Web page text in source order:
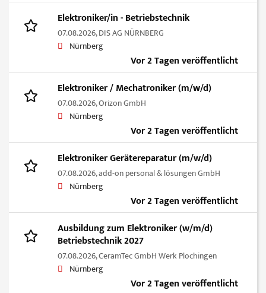
Elektroniker/in - Betriebstechnik
07.08.2026,DIS AG NÜRNBERG
Nürnberg
Vor 2 Tagen veröffentlicht
Elektroniker / Mechatroniker (m/w/d)
07.08.2026,Orizon GmbH
Nürnberg
Vor 2 Tagen veröffentlicht
Elektroniker Gerätereparatur (m/w/d)
07.08.2026,add-on personal & lösungen GmbH
Nürnberg
Vor 2 Tagen veröffentlicht
Ausbildung zum Elektroniker (w/m/d)
Betriebstechnik 2027
07.08.2026,CeramTec GmbH Werk Plochingen
Nürnberg
Vor 2 Tagen veröffentlicht